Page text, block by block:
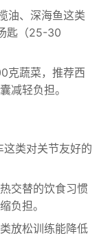
油、深海鱼这类
匙（25-30
克蔬菜，推荐西
减轻负担。
这类对关节友好的
交替的饮食习惯
负担。
放松训练能降低